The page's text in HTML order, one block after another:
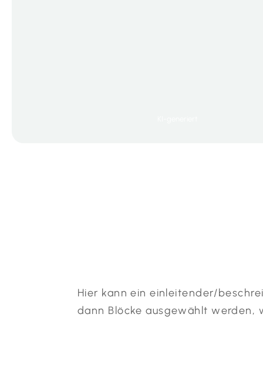
Hier kann ein einleitender/
dann Blöcke ausgewählt werden,